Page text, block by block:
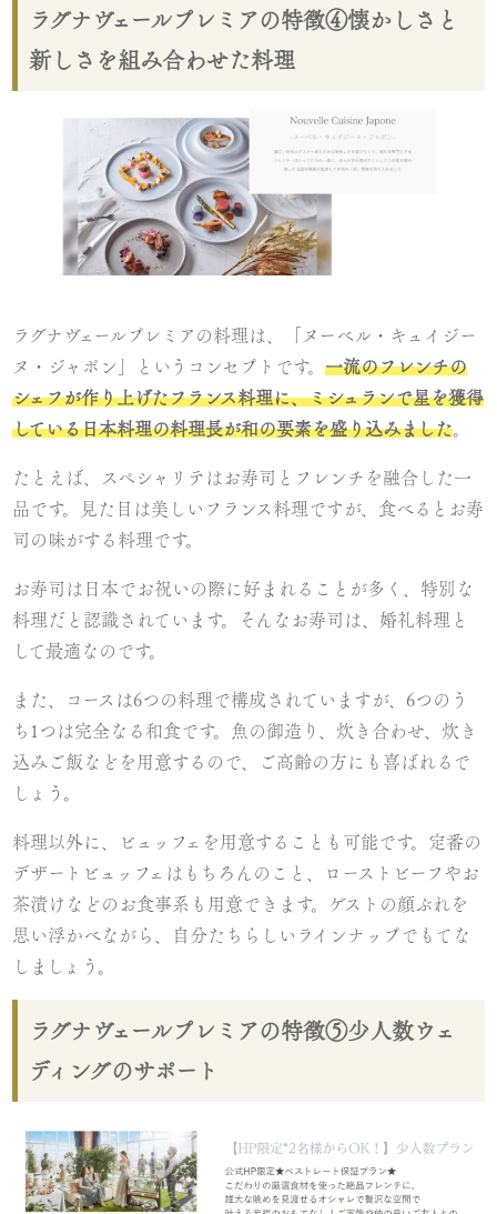
ラグナヴェールプレミアの特徴④懐かしさと
新しさを組み合わせた料理
ラグナヴェールプレミアの料理は、「ヌーベル・キュイジー
ヌ・ジャポン」というコンセプトです。一流のフレンチの
シェフが作り上げたフランス料理に、ミシュランで星を獲得
している日本料理の料理長が和の要素を盛り込みました。
たとえば、スペシャリテはお寿司とフレンチを融合した一
品です。見た目は美しいフランス料理ですが、食べるとお寿
司の味がする料理です。
お寿司は日本でお祝いの際に好まれることが多く、特別な
料理だと認識されています。そんなお寿司は、婚礼料理と
して最適なのです。
また、コースは6つの料理で構成されていますが、6つのう
ち1つは完全なる和食です。魚の御造り、炊き合わせ、炊き
込みご飯などを用意するので、ご高齢の方にも喜ばれるで
しょう。
料理以外に、ビュッフェを用意することも可能です。定番の
デザートビュッフェはもちろんのこと、ローストビーフやお
茶漬けなどのお食事系も用意できます。ゲストの顔ぶれを
思い浮かべながら、自分たちらしいラインナップでもてな
しましょう。
ラグナヴェールプレミアの特徴⑤少人数ウェ
ディングのサポート